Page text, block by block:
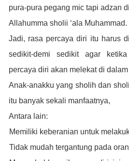
pura-pura pegang mic tapi adzan
Allahumma sholii ‘ala Muhammad.
Jadi, rasa percaya diri itu harus
sedikit-demi sedikit agar
percaya diri akan melekat di
Anak-anakku yang sholih dan
itu banyak sekali manfaatnya,
Antara lain:
Memiliki keberanian untuk
Tidak mudah tergantung pada